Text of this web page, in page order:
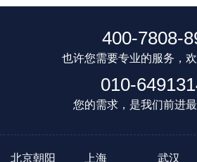
400-7808-
也许您需要专业的服务，
010-
您的需求，是我们前进
北京朝阳 上海 武汉